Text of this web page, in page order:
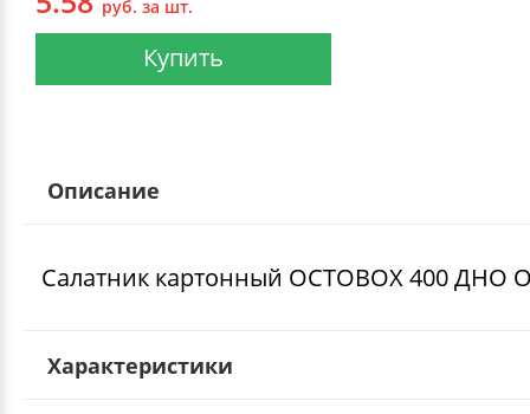
руб. за шт.
Купить
Описание
Салатник картонный OCTOBOX 400 ДНО
Характеристики